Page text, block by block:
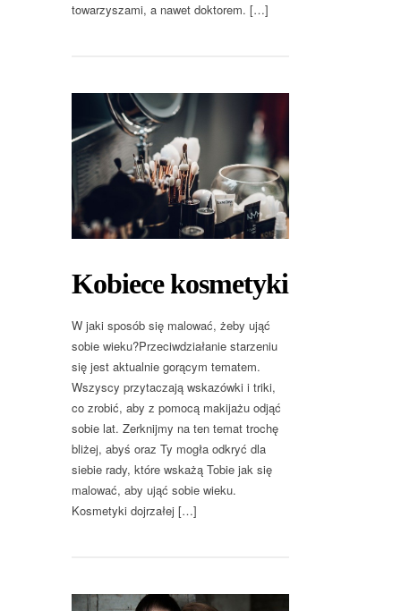
towarzyszami, a nawet doktorem. […]
Kobiece kosmetyki
W jaki sposób się malować, żeby ująć
sobie wieku?Przeciwdziałanie starzeniu
się jest aktualnie gorącym tematem.
Wszyscy przytaczają wskazówki i triki,
co zrobić, aby z pomocą makijażu odjąć
sobie lat. Zerknijmy na ten temat trochę
bliżej, abyś oraz Ty mogła odkryć dla
siebie rady, które wskażą Tobie jak się
malować, aby ująć sobie wieku.
Kosmetyki dojrzałej […]